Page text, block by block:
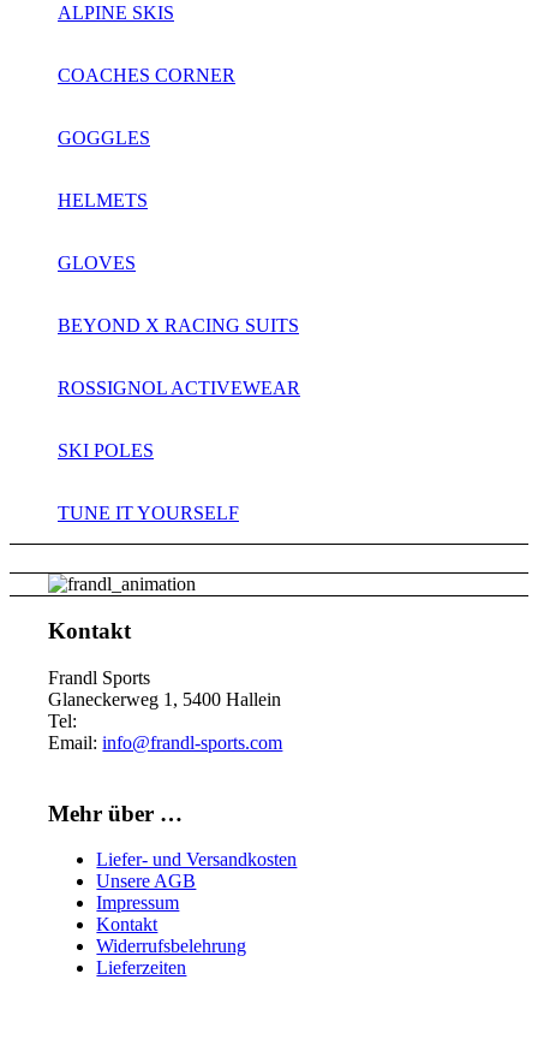
ALPINE SKIS
COACHES CORNER
GOGGLES
HELMETS
GLOVES
BEYOND X RACING SUITS
ROSSIGNOL ACTIVEWEAR
SKI POLES
TUNE IT YOURSELF
Kontakt
Frandl Sports
Glaneckerweg 1, 5400 Hallein
Tel:
Email:info@frandl-sports.com
Mehr über …
Liefer- und Versandkosten
Unsere AGB
Impressum
Kontakt
Widerrufsbelehrung
Lieferzeiten